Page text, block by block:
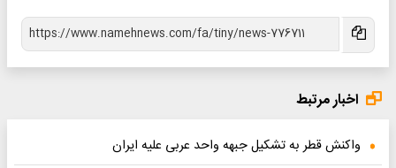
اخبار مرتبط
واکنش قطر به تشکیل جبهه واحد عربی علیه ایران